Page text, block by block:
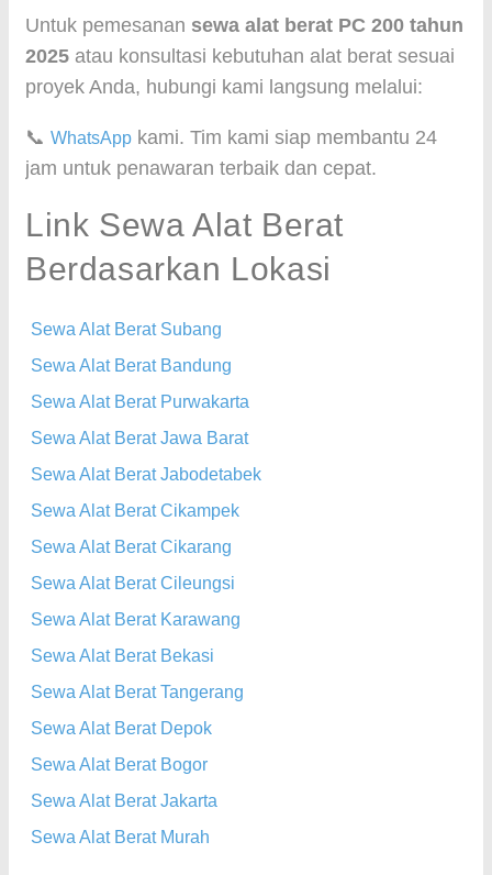
Untuk pemesanan sewa alat berat PC 200 tahun
2025 atau konsultasi kebutuhan alat berat sesuai
proyek Anda, hubungi kami langsung melalui:
📞 WhatsApp kami. Tim kami siap membantu 24
jam untuk penawaran terbaik dan cepat.
Link Sewa Alat Berat
Berdasarkan Lokasi
Sewa Alat Berat Subang
Sewa Alat Berat Bandung
Sewa Alat Berat Purwakarta
Sewa Alat Berat Jawa Barat
Sewa Alat Berat Jabodetabek
Sewa Alat Berat Cikampek
Sewa Alat Berat Cikarang
Sewa Alat Berat Cileungsi
Sewa Alat Berat Karawang
Sewa Alat Berat Bekasi
Sewa Alat Berat Tangerang
Sewa Alat Berat Depok
Sewa Alat Berat Bogor
Sewa Alat Berat Jakarta
Sewa Alat Berat Murah